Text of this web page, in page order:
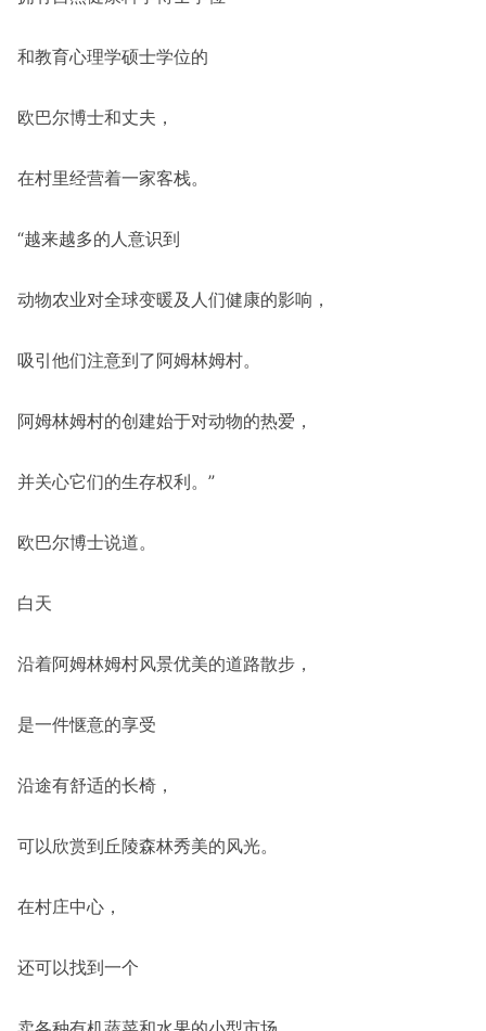
和教育心理学硕士学位的
欧巴尔博士和丈夫，
在村里经营着一家客栈。
“越来越多的人意识到
动物农业对全球变暖及人们健康的影响，
吸引他们注意到了阿姆林姆村。
阿姆林姆村的创建始于对动物的热爱，
并关心它们的生存权利。”
欧巴尔博士说道。
白天
沿着阿姆林姆村风景优美的道路散步，
是一件惬意的享受
沿途有舒适的长椅，
可以欣赏到丘陵森林秀美的风光。
在村庄中心，
还可以找到一个